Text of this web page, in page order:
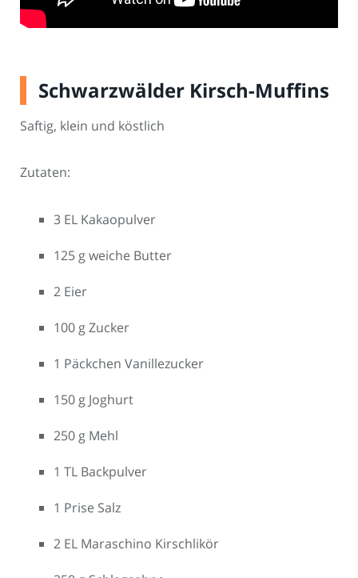
Schwarzwälder Kirsch-Muffins
Saftig, klein und köstlich
Zutaten:
3 EL Kakaopulver
125 g weiche Butter
2 Eier
100 g Zucker
1 Päckchen Vanillezucker
150 g Joghurt
250 g Mehl
1 TL Backpulver
1 Prise Salz
2 EL Maraschino Kirschlikör